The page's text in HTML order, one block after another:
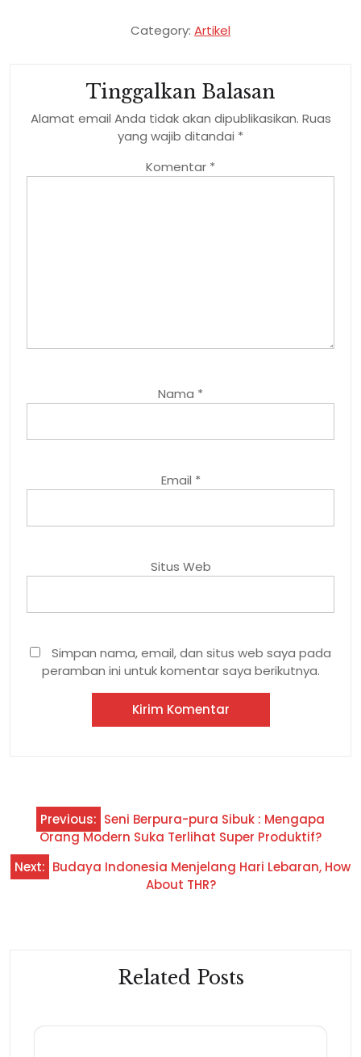
Category: Artikel
Tinggalkan Balasan
Alamat email Anda tidak akan dipublikasikan. Ruas
yang wajib ditandai *
Komentar *
Nama *
Email *
Situs Web
Simpan nama, email, dan situs web saya pada
peramban ini untuk komentar saya berikutnya.
Previous: Seni Berpura-pura Sibuk : Mengapa
Orang Modern Suka Terlihat Super Produktif?
Next: Budaya Indonesia Menjelang Hari Lebaran, How
About THR?
Related Posts